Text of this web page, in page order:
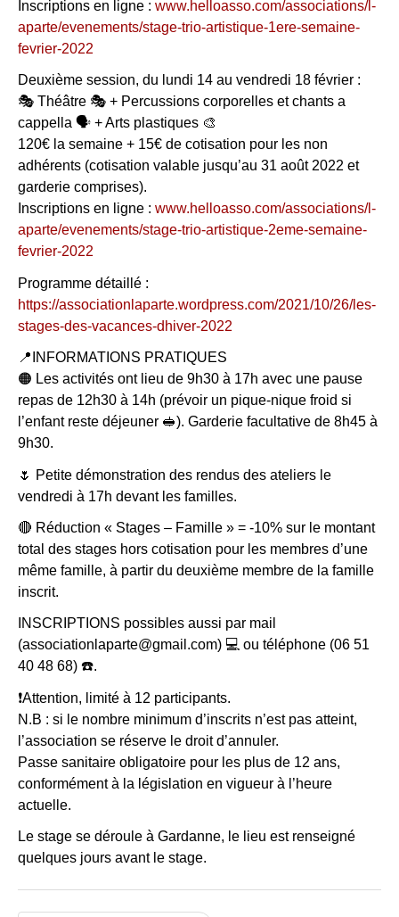
Inscriptions en ligne : www.helloasso.com/associations/l-
aparte/evenements/stage-trio-artistique-1ere-semaine-
fevrier-2022
Deuxième session, du lundi 14 au vendredi 18 février :
🎭 Théâtre 🎭 + Percussions corporelles et chants a
cappella 🗣 + Arts plastiques 🎨
120€ la semaine + 15€ de cotisation pour les non
adhérents (cotisation valable jusqu’au 31 août 2022 et
garderie comprises).
Inscriptions en ligne : www.helloasso.com/associations/l-
aparte/evenements/stage-trio-artistique-2eme-semaine-
fevrier-2022
Programme détaillé :
https://associationlaparte.wordpress.com/2021/10/26/les-
stages-des-vacances-dhiver-2022
📍INFORMATIONS PRATIQUES
🟠 Les activités ont lieu de 9h30 à 17h avec une pause
repas de 12h30 à 14h (prévoir un pique-nique froid si
l’enfant reste déjeuner 🥪). Garderie facultative de 8h45 à
9h30.
🌷 Petite démonstration des rendus des ateliers le
vendredi à 17h devant les familles.
🔴 Réduction « Stages – Famille » = -10% sur le montant
total des stages hors cotisation pour les membres d’une
même famille, à partir du deuxième membre de la famille
inscrit.
INSCRIPTIONS possibles aussi par mail
(associationlaparte@gmail.com) 💻 ou téléphone (06 51
40 48 68) ☎️.
❗️Attention, limité à 12 participants.
N.B : si le nombre minimum d’inscrits n’est pas atteint,
l’association se réserve le droit d’annuler.
Passe sanitaire obligatoire pour les plus de 12 ans,
conformément à la législation en vigueur à l’heure
actuelle.
Le stage se déroule à Gardanne, le lieu est renseigné
quelques jours avant le stage.